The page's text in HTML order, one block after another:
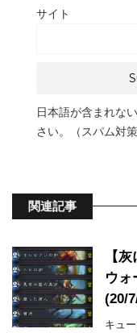
サイト
日本語が含まれな
さい。（スパム対策
関連記事
【
ウォ
(20/
キュ